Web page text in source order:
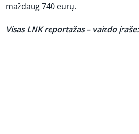
maždaug 740 eurų.
Visas LNK reportažas – vaizdo įraše: